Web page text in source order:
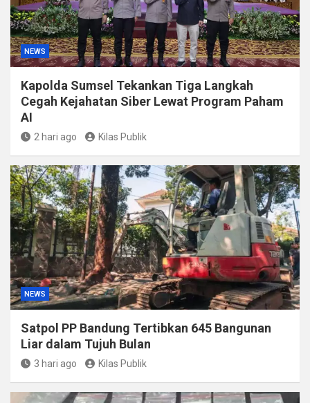
NEWS
Kapolda Sumsel Tekankan Tiga Langkah
Cegah Kejahatan Siber Lewat Program Paham
AI
2 hari ago Kilas Publik
NEWS
Satpol PP Bandung Tertibkan 645 Bangunan
Liar dalam Tujuh Bulan
3 hari ago Kilas Publik